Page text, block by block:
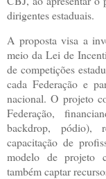
dirigentes estaduais.
A proposta visa a
meio da Lei de
de competições
cada Federação e
nacional. O projeto
Federação,
backdrop, pódio),
capacitação de
modelo de projeto
também captar